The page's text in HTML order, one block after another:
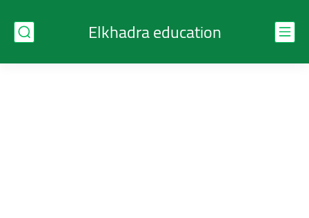
Elkhadra education